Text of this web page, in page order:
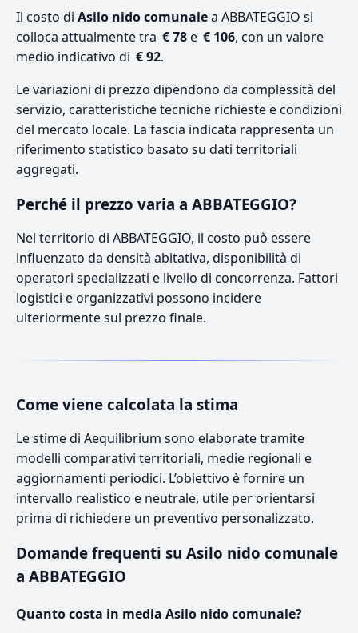
Il costo di Asilo nido comunalea ABBATEGGIO si
colloca attualmente tra € 78e € 106, con un valore
medio indicativo di € 92.
Le variazioni di prezzo dipendono da complessità del
servizio, caratteristiche tecniche richieste e condizioni
del mercato locale. La fascia indicata rappresenta un
riferimento statistico basato su dati territoriali
aggregati.
Perché il prezzo varia a ABBATEGGIO?
Nel territorio di ABBATEGGIO, il costo può essere
influenzato da densità abitativa, disponibilità di
operatori specializzati e livello di concorrenza. Fattori
logistici e organizzativi possono incidere
ulteriormente sul prezzo finale.
Come viene calcolata la stima
Le stime di Aequilibrium sono elaborate tramite
modelli comparativi territoriali, medie regionali e
aggiornamenti periodici. L’obiettivo è fornire un
intervallo realistico e neutrale, utile per orientarsi
prima di richiedere un preventivo personalizzato.
Domande frequenti su Asilo nido comunale
a ABBATEGGIO
Quanto costa in media Asilo nido comunale?